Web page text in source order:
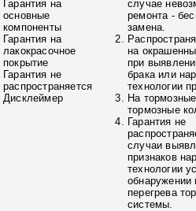
Гарантия на
основные
компоненты
Гарантия на
лакокрасочное
покрытие
Гарантия не
распространяется
Дисклеймер
случае
ремонта -
замена.
на
при
брака или
технологии
На
тормозные
Гарантия не
случаи
признаков
технологии
обнаружении
перегрева
системы.